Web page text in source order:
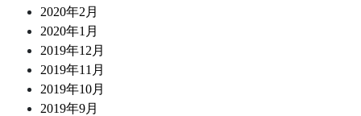
2020年2月
2020年1月
2019年12月
2019年11月
2019年10月
2019年9月